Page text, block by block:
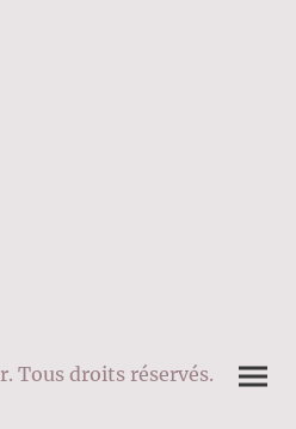
Tous droits réservés.